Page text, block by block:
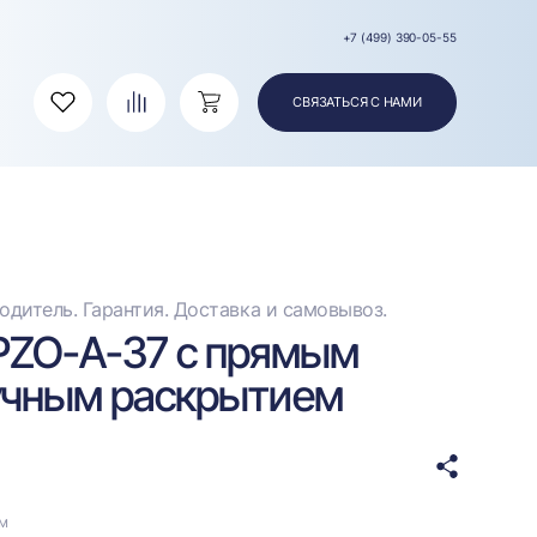
+7 (499) 390-05-55
Избранное СравнениеКорзина СВЯЗАТЬСЯ С НАМИ
Гарантия. Доставка и самовывоз.
А-37 с прямым
раскрытием